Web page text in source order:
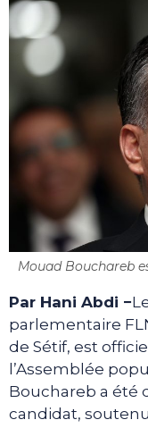
Mouad Bouchareb
Par Hani Abdi −
parlementaire
de Sétif, est
l’Assemblée
Bouchareb a été
candidat, soutenu